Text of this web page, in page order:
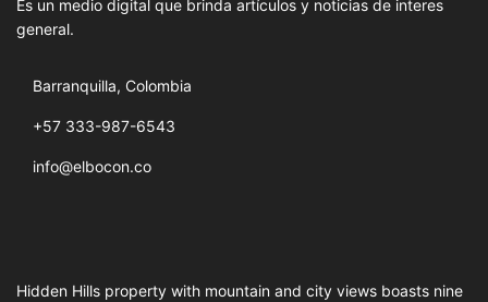
Es un medio digital que brinda artículos y noticias de interes
general.
Barranquilla, Colombia
+57 333-987-6543
info@elbocon.co
Hidden Hills property with mountain and city views boasts nine